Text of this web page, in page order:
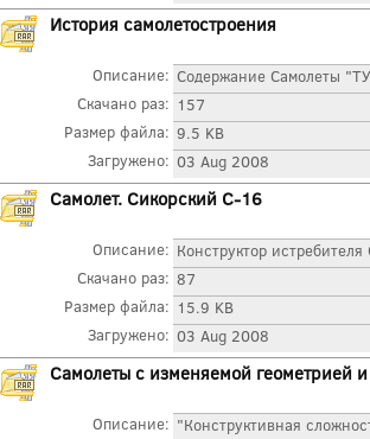
История самолетостроения
Описание: Содержание Самолеты
Скачано раз: 157
Размер файла: 9.5 KB
Загружено: 03 Aug 2008
Самолет. Сикорский С-16
Описание: Конструктор
Скачано раз: 87
Размер файла: 15.9 KB
Загружено: 03 Aug 2008
Самолеты с изменяемой геометрией
Описание: "Конструктивная